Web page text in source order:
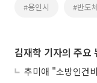
#용인시 #반도
김재학 기자의 주요